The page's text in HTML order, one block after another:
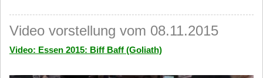
Video vorstellung vom 08.11.2015
Video: Essen 2015: Biff Baff (Goliath)